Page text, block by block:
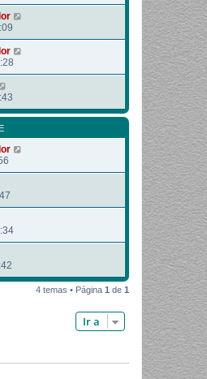
4 temas • Página 1 de 1
Ir a